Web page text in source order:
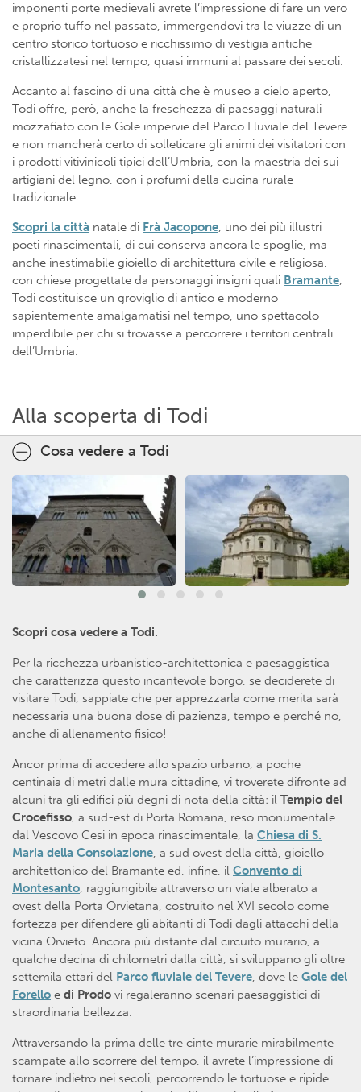
imponenti porte medievali avrete l’impressione di fare un vero
e proprio tuffo nel passato, immergendovi tra le viuzze di un
centro storico tortuoso e ricchissimo di vestigia antiche
cristallizzatesi nel tempo, quasi immuni al passare dei secoli.
Accanto al fascino di una città che è museo a cielo aperto,
Todi offre, però, anche la freschezza di paesaggi naturali
mozzafiato con le Gole impervie del Parco Fluviale del Tevere
e non mancherà certo di solleticare gli animi dei visitatori con
i prodotti vitivinicoli tipici dell’Umbria, con la maestria dei sui
artigiani del legno, con i profumi della cucina rurale
tradizionale.
Scopri la città natale di Frà Jacopone, uno dei più illustri
poeti rinascimentali, di cui conserva ancora le spoglie, ma
anche inestimabile gioiello di architettura civile e religiosa,
con chiese progettate da personaggi insigni quali Bramante,
Todi costituisce un groviglio di antico e moderno
sapientemente amalgamatisi nel tempo, uno spettacolo
imperdibile per chi si trovasse a percorrere i territori centrali
dell’Umbria.
Alla scoperta di Todi
Cosa vedere a Todi
Scopri cosa vedere a Todi.
Per la ricchezza urbanistico-architettonica e paesaggistica
che caratterizza questo incantevole borgo, se deciderete di
visitare Todi, sappiate che per apprezzarla come merita sarà
necessaria una buona dose di pazienza, tempo e perché no,
anche di allenamento fisico!
Ancor prima di accedere allo spazio urbano, a poche
centinaia di metri dalle mura cittadine, vi troverete difronte ad
alcuni tra gli edifici più degni di nota della città: il Tempio del
Crocefisso, a sud-est di Porta Romana, reso monumentale
dal Vescovo Cesi in epoca rinascimentale, la Chiesa di S.
Maria della Consolazione, a sud ovest della città, gioiello
architettonico del Bramante ed, infine, il Convento di
Montesanto, raggiungibile attraverso un viale alberato a
ovest della Porta Orvietana, costruito nel XVI secolo come
fortezza per difendere gli abitanti di Todi dagli attacchi della
vicina Orvieto. Ancora più distante dal circuito murario, a
qualche decina di chilometri dalla città, si sviluppano gli oltre
settemila ettari del Parco fluviale del Tevere, dove le Gole del
Forello e di Prodo vi regaleranno scenari paesaggistici di
straordinaria bellezza.
Attraversando la prima delle tre cinte murarie mirabilmente
scampate allo scorrere del tempo, il avrete l’impressione di
tornare indietro nei secoli, percorrendo le tortuose e ripide